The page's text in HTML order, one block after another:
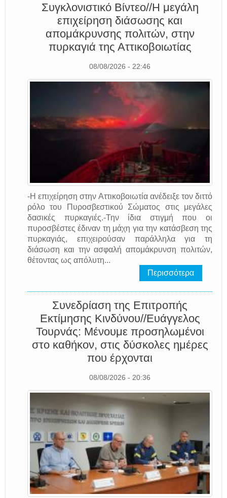
Συγκλονιστικό Βίντεο//Η μεγάλη
επιχείρηση διάσωσης και
απομάκρυνσης πολιτών, στην
πυρκαγιά της Αττικοβοιωτίας
08/08/2026 - 22:46
-Η επιχείρηση στην Αττικοβοιωτία ανέδειξε τον διττό
ρόλο του Πυροσβεστικού Σώματος στις μεγάλες
δασικές πυρκαγιές.-Την ίδια στιγμή που οι
πυροσβέστες έδιναν τη μάχη για την κατάσβεση της
πυρκαγιάς, επιχειρούσαν παράλληλα για τη
διάσωση και την ασφαλή απομάκρυνση πολιτών,
θέτοντας ως απόλυτη...
Περισσότερα
Συνεδρίαση της Επιτροπής
Εκτίμησης Κινδύνου//Ευάγγελος
Τουρνάς: Μένουμε προσηλωμένοι
στο καθήκον, στις δύσκολες ημέρες
που έρχονται
08/08/2026 - 20:36